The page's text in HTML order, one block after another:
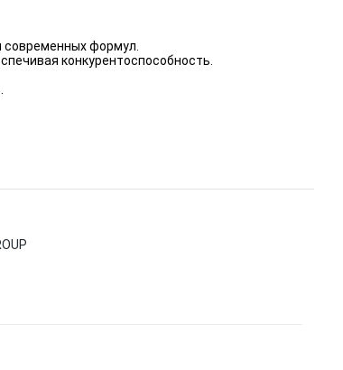
современных формул.
конкурентоспособность.